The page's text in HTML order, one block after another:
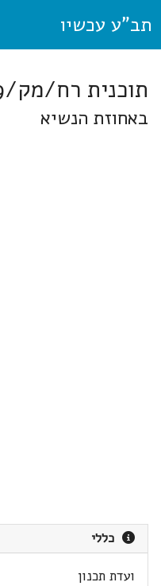
תב"ע עכשיו
תוכנית רח/מק/1999/ב רחובות
באחוזת הנשיא
כללי
ועדת תכנון